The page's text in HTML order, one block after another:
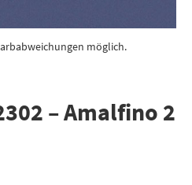
möglich.
– Amalfino 2